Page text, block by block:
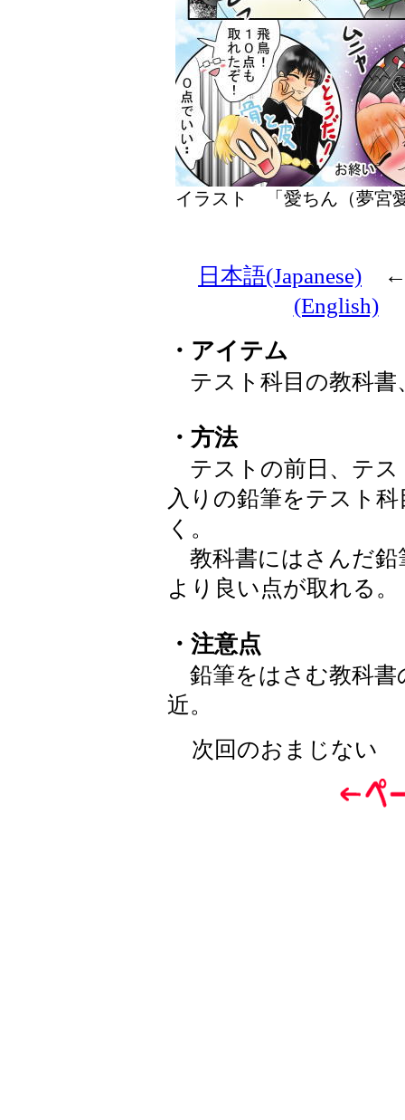
イラスト 「愛ちん（夢
日本語(Japanese)
(English)
・アイテム
テスト科目の教科書
・方法
テストの前日、テス
入りの鉛筆をテスト
く。
教科書にはさんだ鉛
より良い点が取れる。
・注意点
鉛筆をはさむ教科書
近。
次回のおまじない